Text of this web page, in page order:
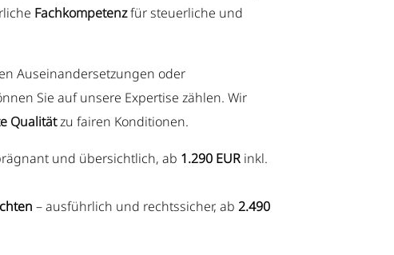
Fachkompetenzfür steuerliche und
Auseinandersetzungen oder
Sie auf unsere Expertise zählen. Wir
Qualitätzu fairen Konditionen.
und übersichtlich, ab 1.290 EURinkl.
– ausführlich und rechtssicher, ab 2.490